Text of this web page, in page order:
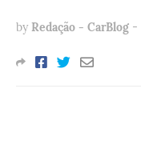
by Redação - CarBlog -